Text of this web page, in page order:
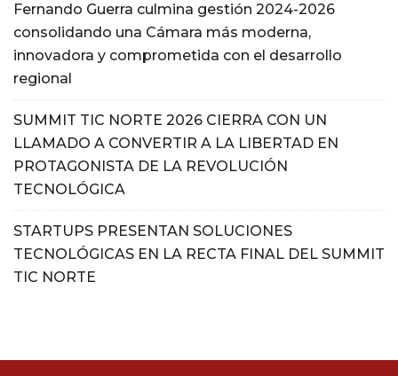
Fernando Guerra culmina gestión 2024-2026
consolidando una Cámara más moderna,
innovadora y comprometida con el desarrollo
regional
SUMMIT TIC NORTE 2026 CIERRA CON UN
LLAMADO A CONVERTIR A LA LIBERTAD EN
PROTAGONISTA DE LA REVOLUCIÓN
TECNOLÓGICA
STARTUPS PRESENTAN SOLUCIONES
TECNOLÓGICAS EN LA RECTA FINAL DEL SUMMIT
TIC NORTE